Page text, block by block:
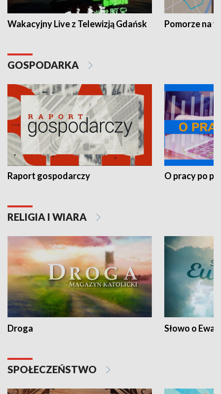
Wakacyjny Live z Telewizją Gdańsk Pomorze na
GOSPODARKA
Raport gospodarczy O pracy po
RELIGIA I WIARA
Droga Słowo o
SPOŁECZEŃSTWO